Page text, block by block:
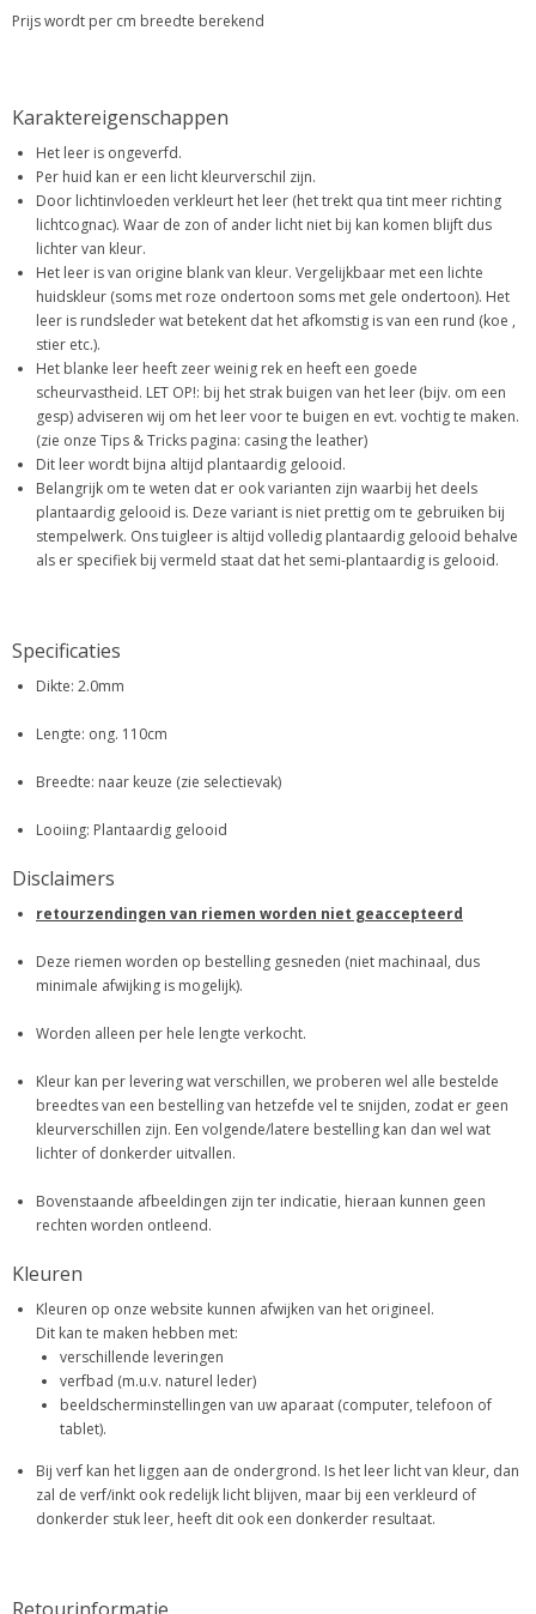
Prijs wordt per cm breedte berekend
Karaktereigenschappen
Het leer is ongeverfd.
Per huid kan er een licht kleurverschil zijn.
Door lichtinvloeden verkleurt het leer (het trekt qua tint meer richting
lichtcognac). Waar de zon of ander licht niet bij kan komen blijft dus
lichter van kleur.
Het leer is van origine blank van kleur. Vergelijkbaar met een lichte
huidskleur (soms met roze ondertoon soms met gele ondertoon). Het
leer is rundsleder wat betekent dat het afkomstig is van een rund (koe ,
stier etc.).
Het blanke leer heeft zeer weinig rek en heeft een goede
scheurvastheid. LET OP!: bij het strak buigen van het leer (bijv. om een
gesp) adviseren wij om het leer voor te buigen en evt. vochtig te maken.
(zie onze Tips & Tricks pagina: casing the leather)
Dit leer wordt bijna altijd plantaardig gelooid.
Belangrijk om te weten dat er ook varianten zijn waarbij het deels
plantaardig gelooid is. Deze variant is niet prettig om te gebruiken bij
stempelwerk. Ons tuigleer is altijd volledig plantaardig gelooid behalve
als er specifiek bij vermeld staat dat het semi-plantaardig is gelooid.
Specificaties
Dikte: 2.0mm
Lengte: ong. 110cm
Breedte: naar keuze (zie selectievak)
Looiing: Plantaardig gelooid
Disclaimers
retourzendingen van riemen worden niet geaccepteerd
Deze riemen worden op bestelling gesneden (niet machinaal, dus
minimale afwijking is mogelijk).
Worden alleen per hele lengte verkocht.
Kleur kan per levering wat verschillen, we proberen wel alle bestelde
breedtes van een bestelling van hetzefde vel te snijden, zodat er geen
kleurverschillen zijn. Een volgende/latere bestelling kan dan wel wat
lichter of donkerder uitvallen.
Bovenstaande afbeeldingen zijn ter indicatie, hieraan kunnen geen
rechten worden ontleend.
Kleuren
Kleuren op onze website kunnen afwijken van het origineel.
Dit kan te maken hebben met:
verschillende leveringen
verfbad (m.u.v. naturel leder)
beeldscherminstellingen van uw aparaat (computer, telefoon of
tablet).
Bij verf kan het liggen aan de ondergrond. Is het leer licht van kleur, dan
zal de verf/inkt ook redelijk licht blijven, maar bij een verkleurd of
donkerder stuk leer, heeft dit ook een donkerder resultaat.